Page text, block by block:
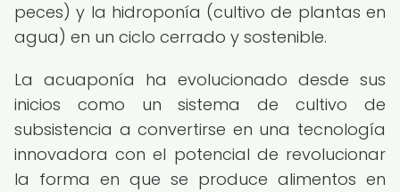
peces) y la hidroponía (cultivo de plantas en
agua) en un ciclo cerrado y sostenible.
La acuaponía ha evolucionado desde sus
inicios como un sistema de cultivo de
subsistencia a convertirse en una tecnología
innovadora con el potencial de revolucionar
la forma en que se produce alimentos en